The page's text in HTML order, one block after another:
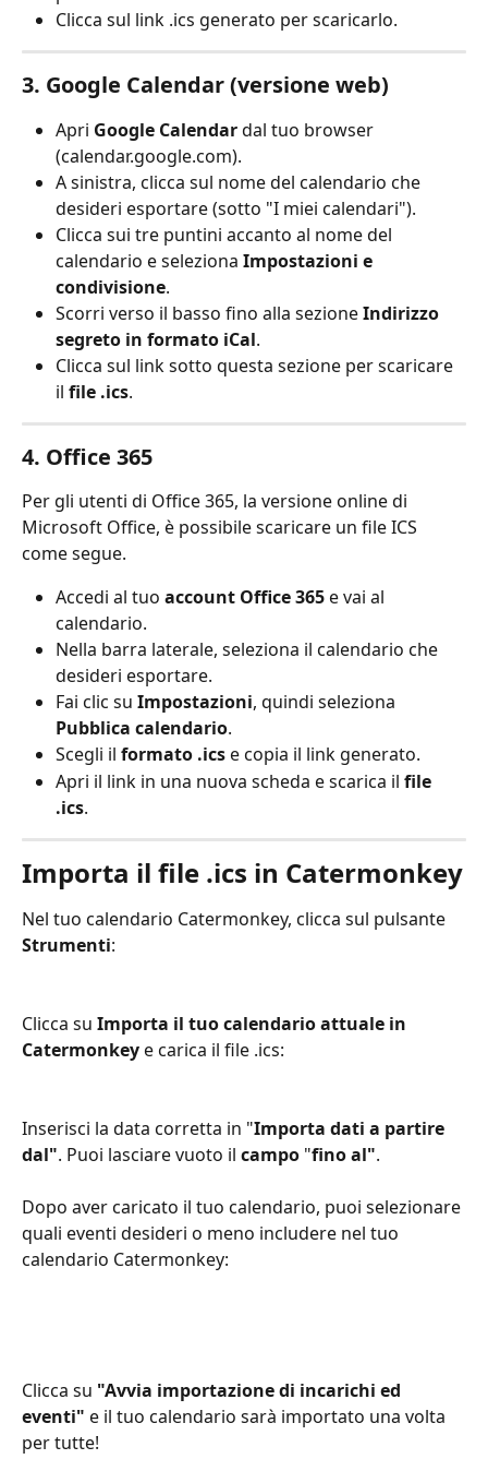
Clicca sul link .ics generato per scaricarlo.
3. Google Calendar (versione web)
Apri Google Calendar dal tuo browser
(calendar.google.com).
A sinistra, clicca sul nome del calendario che
desideri esportare (sotto "I miei calendari").
Clicca sui tre puntini accanto al nome del
calendario e seleziona Impostazioni e
condivisione.
Scorri verso il basso fino alla sezione Indirizzo
segreto in formato iCal.
Clicca sul link sotto questa sezione per scaricare
il file .ics.
4. Office 365
Per gli utenti di Office 365, la versione online di
Microsoft Office, è possibile scaricare un file ICS
come segue.
Accedi al tuo account Office 365 e vai al
calendario.
Nella barra laterale, seleziona il calendario che
desideri esportare.
Fai clic su Impostazioni, quindi seleziona
Pubblica calendario.
Scegli il formato .ics e copia il link generato.
Apri il link in una nuova scheda e scarica il file
.ics.
Importa il file .ics in Catermonkey
Nel tuo calendario Catermonkey, clicca sul pulsante
Strumenti:
Clicca su Importa il tuo calendario attuale in
Catermonkey e carica il file .ics:
Inserisci la data corretta in "Importa dati a partire
dal". Puoi lasciare vuoto il campo "fino al".
Dopo aver caricato il tuo calendario, puoi selezionare
quali eventi desideri o meno includere nel tuo
calendario Catermonkey:
Clicca su "Avvia importazione di incarichi ed
eventi" e il tuo calendario sarà importato una volta
per tutte!